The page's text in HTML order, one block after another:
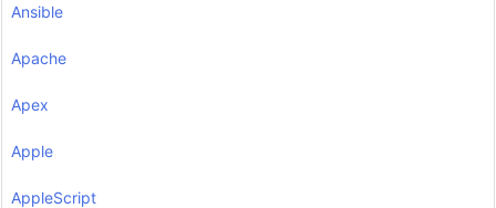
Ansible
Apache
Apex
Apple
AppleScript